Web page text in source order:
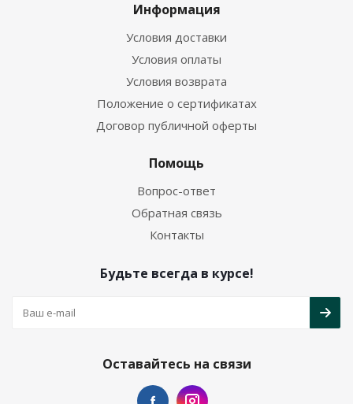
Информация
Условия доставки
Условия оплаты
Условия возврата
Положение о сертификатах
Договор публичной оферты
Помощь
Вопрос-ответ
Обратная связь
Контакты
Будьте всегда в курсе!
Оставайтесь на связи